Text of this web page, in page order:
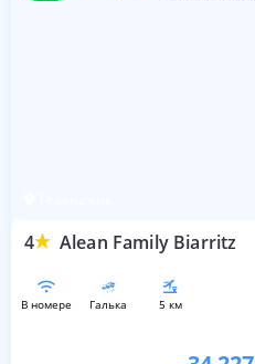
4 Alean Family Biarritz
в номере галька 5 км